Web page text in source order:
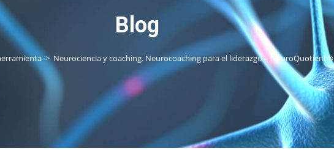
Blog
> Neurociencia y coaching. Neurocoaching para el liderazgo – NeuroQuotient®